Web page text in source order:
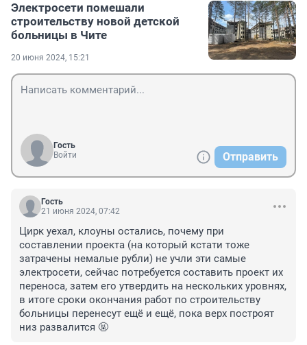
Электросети помешали
строительству новой детской
больницы в Чите
20 июня 2024, 15:21
Гость
Войти
Отправить
Гость
21 июня 2024, 07:42
Цирк уехал, клоуны остались, почему при
составлении проекта (на который кстати тоже
затрачены немалые рубли) не учли эти самые
электросети, сейчас потребуется составить проект их
переноса, затем его утвердить на нескольких уровнях,
в итоге сроки окончания работ по строительству
больницы перенесут ещё и ещё, пока верх построят
низ развалится 🤬